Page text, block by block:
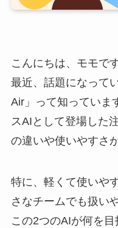
こんにちは、モモで
最近、話題になって
Air」って知っていま
スAIとして登場した
の違いや使いやすさ
特に、軽くて使いや
さなチームでも扱い
この2つのAIが何を